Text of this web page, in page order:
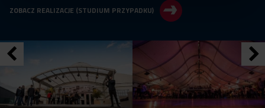
ZOBACZ REALIZACJE (STUDIUM PRZYPADKU)